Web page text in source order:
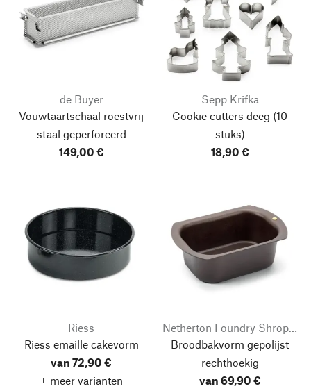
de Buyer
Vouwtaartschaal roestvrij
staal geperforeerd
149,00 €
Sepp Krifka
Cookie cutters deeg (10
stuks)
18,90 €
Riess
Riess emaille cakevorm
van 72,90 €
+ meer varianten
Netherton Foundry Shropshire
Broodbakvorm gepolijst
rechthoekig
van 69,90 €